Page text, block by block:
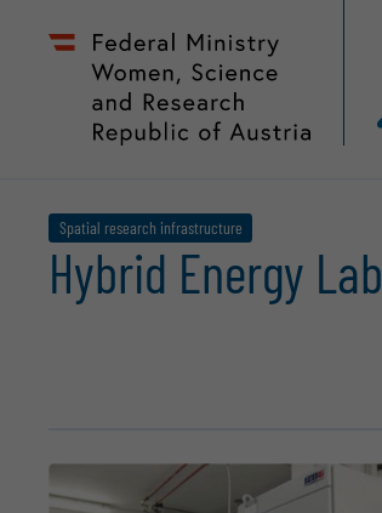
Zum
Seiteninhalt
Accesskey
Hauptnavigation
Accesskey
Spatial research infrastructure
Hybrid Energy Lab